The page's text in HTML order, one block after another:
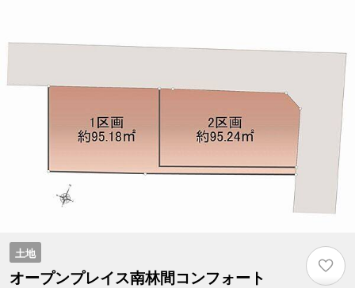
土地
オープンプレイス南林間コンフォート
♡